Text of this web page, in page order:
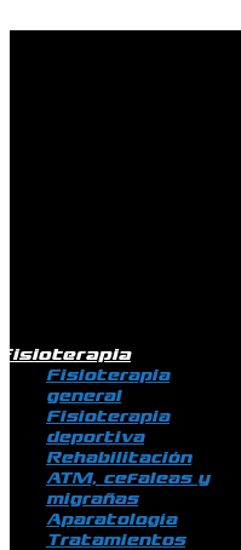
Fisioterapia
general
Fisioterapia
deportiva
Rehabilitación
ATM, cefaleas y
migrañas
Aparatología
Tratamientos